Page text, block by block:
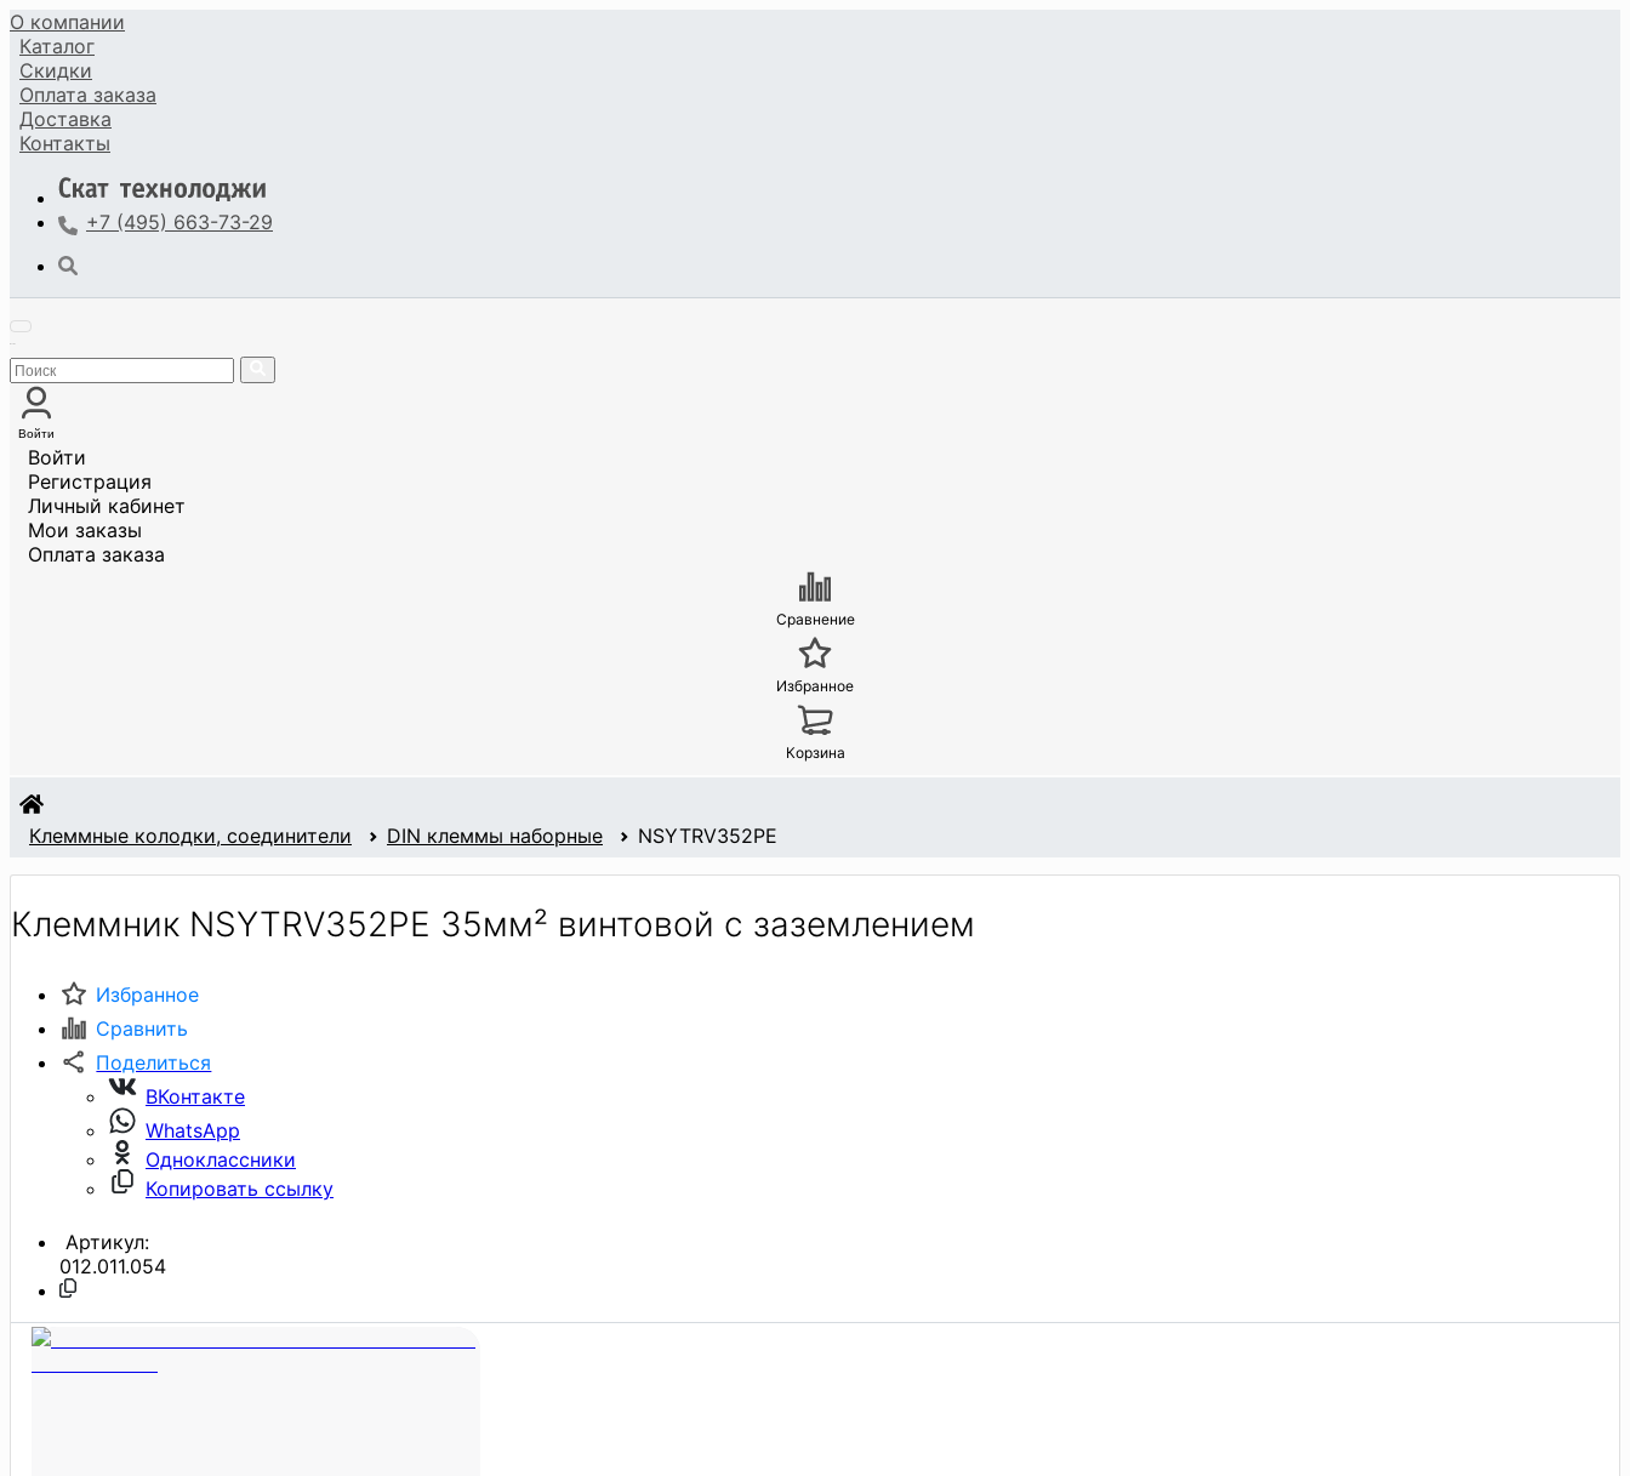
О компании
Каталог
Скидки
Оплата заказа
Доставка
Контакты
+7 (495) 663-73-29
Войти
Войти
Регистрация
Личный кабинет
Мои заказы
Оплата заказа
Сравнение
Избранное
Корзина
Клеммные колодки, соединители DIN клеммы наборные NSYTRV352PE
Клеммник NSYTRV352PE 35мм² винтовой с заземлением
Избранное
Сравнить
Поделиться
ВКонтакте
WhatsApp
Одноклассники
Копировать ссылку
Артикул:
012.011.054